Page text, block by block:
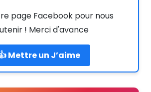
page Facebook pour nous
! Merci d'avance
Mettre un J’aime